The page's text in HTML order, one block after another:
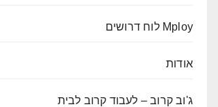
Mploy לוח דרושים
אודות
ג'וב קרוב – לעבוד קרוב לבית